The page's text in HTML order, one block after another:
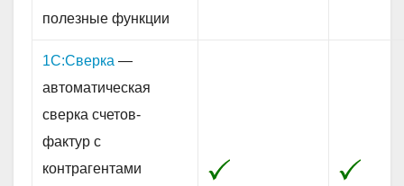
полезные функции
1С:Сверка —
автоматическая
сверка счетов-
фактур с
контрагентами